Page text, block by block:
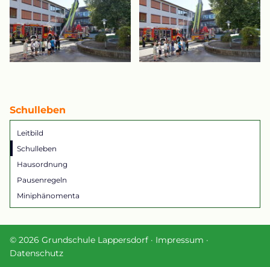
Schulleben
überspringen
Leitbild
Schulleben
Hausordnung
Pausenregeln
Miniphänomenta
© 2026 Grundschule Lappersdorf · Impressum ·
Datenschutz